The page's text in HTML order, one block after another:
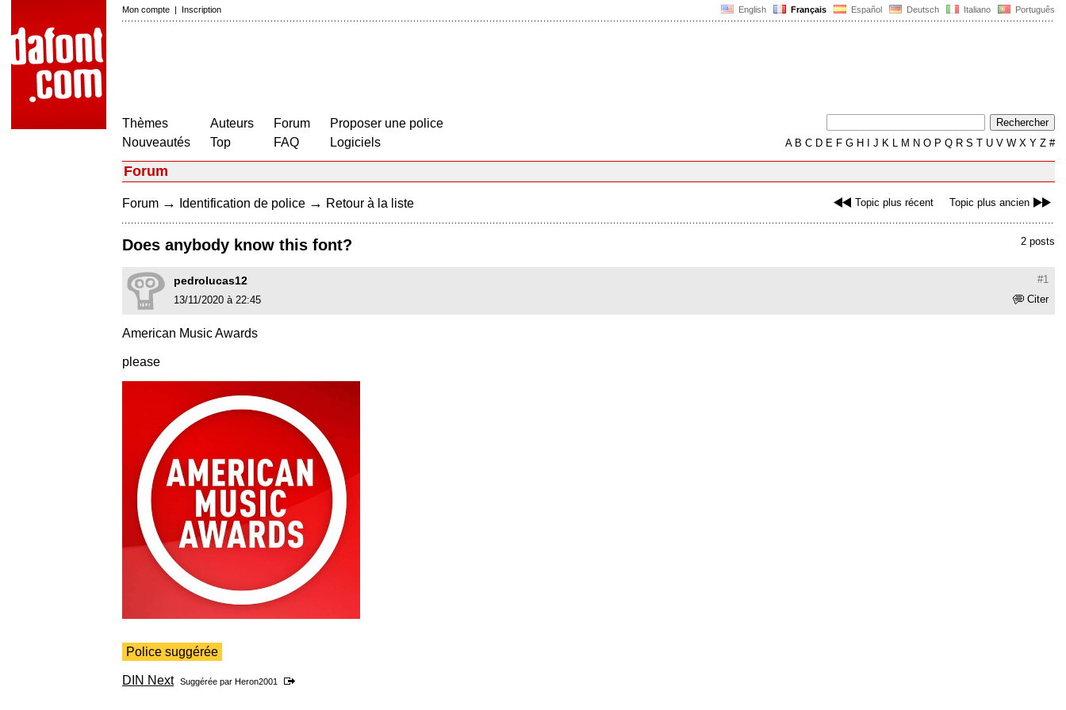
English Français Español Deutsch Italiano Português
Mon compte | Inscription
Thèmes
Nouveautés
Auteurs
Top
Forum
FAQ
Proposer une police
Logiciels
AB C D E F G H J K L M N O P Q R S T U V W X Y Z #
Forum
Topic plus récent Topic plus ancien
Forum → Identification de police → Retour à la liste
2 posts
Does anybody know this font?
#1
pedrolucas12
Citer
13/11/2020 à 22:45
American Music Awards
please
Police suggérée
DIN Next Suggérée par Heron2001